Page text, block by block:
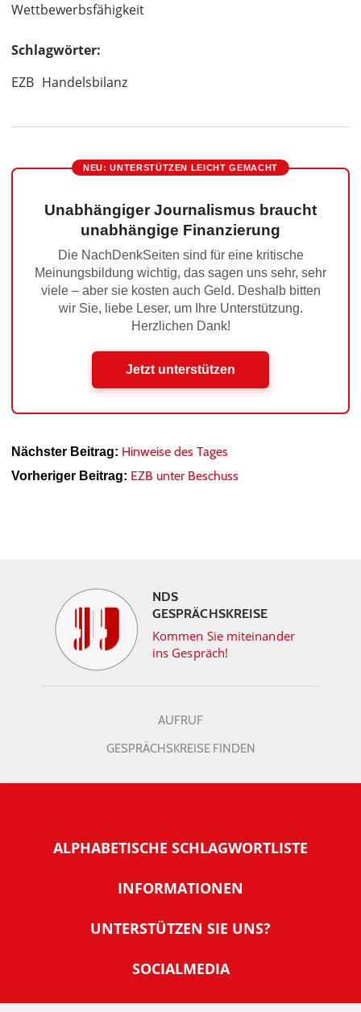
Wettbewerbsfähigkeit
Schlagwörter:
EZB Handelsbilanz
NEU: UNTERSTÜTZEN LEICHT GEMACHT
Unabhängiger Journalismus braucht
unabhängige Finanzierung
Die NachDenkSeiten sind für eine kritische
Meinungsbildung wichtig, das sagen uns sehr, sehr
viele – aber sie kosten auch Geld. Deshalb bitten
wir Sie, liebe Leser, um Ihre Unterstützung.
Herzlichen Dank!
Jetzt unterstützen
Nächster Beitrag: Hinweise des Tages
Vorheriger Beitrag: EZB unter Beschuss
NDS
GESPRÄCHSKREISE
Kommen Sie miteinander
ins Gespräch!
AUFRUF
GESPRÄCHSKREISE FINDEN
ALPHABETISCHE SCHLAGWORTLISTE
INFORMATIONEN
Warum NachDenkSeiten
Tipps zur Nutzung der NachDenkSeiten
Banner und E-Mail-Signaturen
UNTERSTÜTZEN SIE UNS?
SOCIALMEDIA